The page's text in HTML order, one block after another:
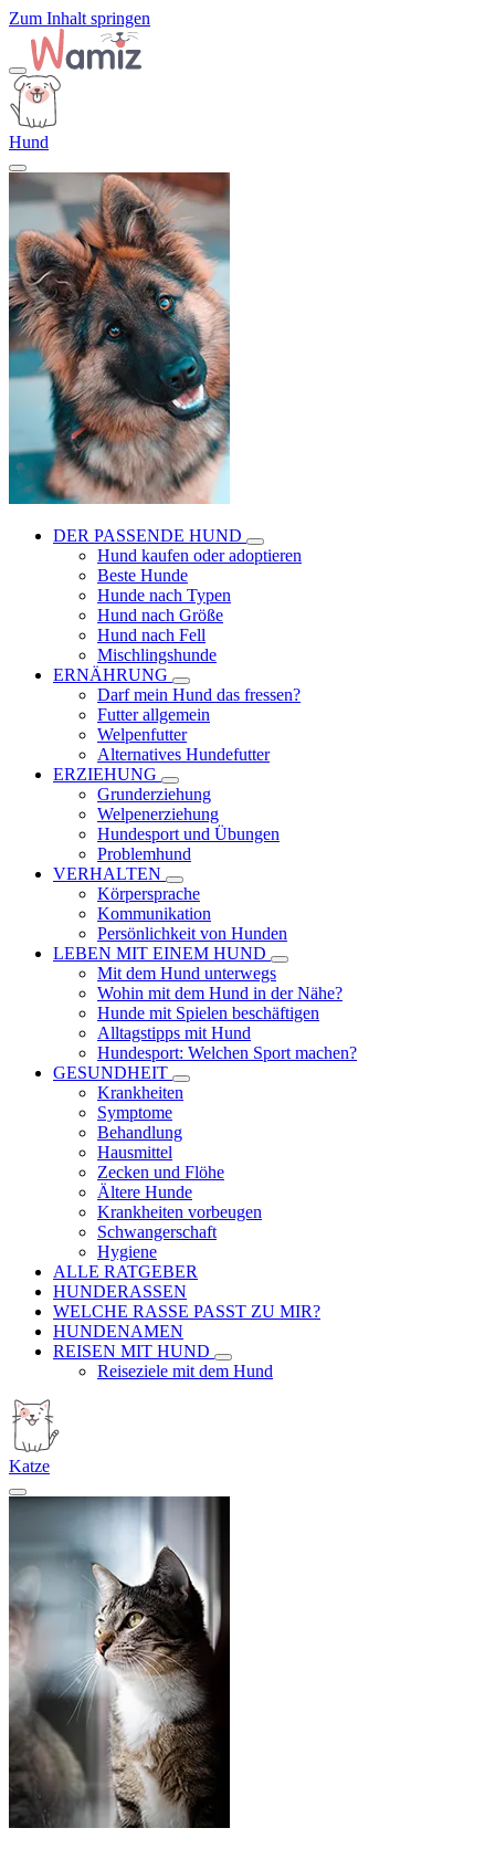
Zum Inhalt springen
Hund
DER PASSENDE HUND
Hund kaufen oder adoptieren
Beste Hunde
Hunde nach Typen
Hund nach Größe
Hund nach Fell
Mischlingshunde
ERNÄHRUNG
Darf mein Hund das fressen?
Futter allgemein
Welpenfutter
Alternatives Hundefutter
ERZIEHUNG
Grunderziehung
Welpenerziehung
Hundesport und Übungen
Problemhund
VERHALTEN
Körpersprache
Kommunikation
Persönlichkeit von Hunden
LEBEN MIT EINEM HUND
Mit dem Hund unterwegs
Wohin mit dem Hund in der Nähe?
Hunde mit Spielen beschäftigen
Alltagstipps mit Hund
Hundesport: Welchen Sport machen?
GESUNDHEIT
Krankheiten
Symptome
Behandlung
Hausmittel
Zecken und Flöhe
Ältere Hunde
Krankheiten vorbeugen
Schwangerschaft
Hygiene
ALLE RATGEBER
HUNDERASSEN
WELCHE RASSE PASST ZU MIR?
HUNDENAMEN
REISEN MIT HUND
Reiseziele mit dem Hund
Katze